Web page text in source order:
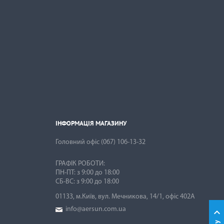

ІНФОРМАЦІЯ МАГАЗИНУ
Головний офіс (067) 106-13-32
ГРАФІК РОБОТИ:
ПН-ПТ: з 9:00 до 18:00
СБ-ВС: з 9:00 до 18:00
01133, м.Київ, вул. Мечникова, 14/1, офіс 402А
info@aersun.com.ua
ІНФОРМАЦІЯ МАГАЗИНУ